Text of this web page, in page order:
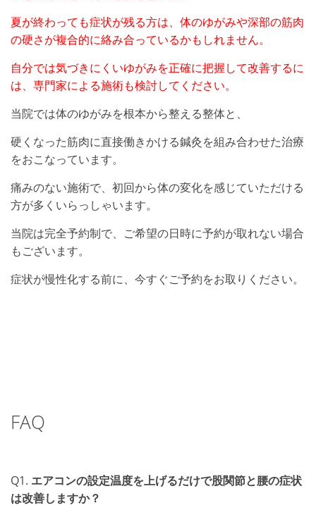
夏が終わっても症状が残る方は、体のゆがみや深部の筋肉
の硬さが複合的に絡み合っているかもしれません。
自分では気づきにくいゆがみを正確に把握して改善するに
は、専門家による施術も検討してください。
当院では体のゆがみを根本から整える整体と、
硬くなった筋肉に直接働きかける鍼灸を組み合わせた治療
をおこなっています。
痛みのない施術で、初回から体の変化を感じていただける
方が多くいらっしゃいます。
当院は完全予約制で、ご希望の日時に予約が取れない場合
もございます。
症状が慢性化する前に、今すぐご予約をお取りください。
FAQ
Q1. エアコンの設定温度を上げるだけで股関節と腰の症状
は改善しますか？